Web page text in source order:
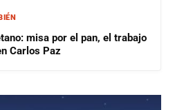
misa por el pan, el trabajo
Carlos Paz